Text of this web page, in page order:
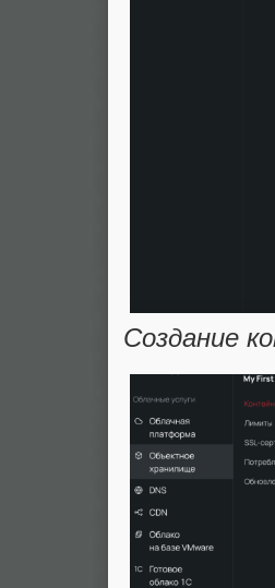
Создание